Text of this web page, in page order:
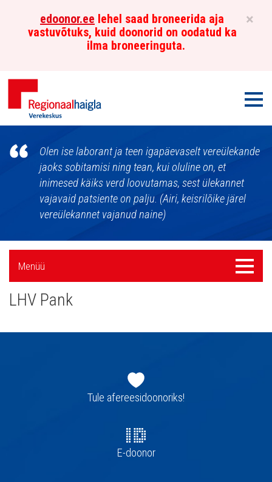
×
edoonor.ee lehel saad broneerida aja
vastuvõtuks, kuid doonorid on oodatud ka
ilma broneeringuta.
Põhja-
Eesti
Regionaalhaigla
Verekeskus
Olen ise laborant ja teen igapäevaselt vereülekande
jaoks sobitamisi ning tean, kui oluline on, et
inimesed käiks verd loovutamas, sest ülekannet
vajavaid patsiente on palju. (Airi, keisrilõike järel
vereülekannet vajanud naine)
Külgpaani
navigatsioon
Menüü
Menüü
LHV Pank
navigatsioonTule afereesidoonoriks!
E-doonor